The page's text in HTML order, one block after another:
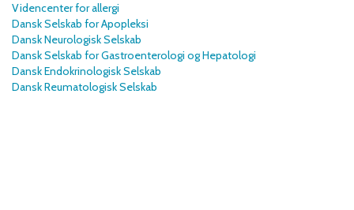
Videncenter for allergi
Dansk Selskab for Apopleksi
Dansk Neurologisk Selskab
Dansk Selskab for Gastroenterologi og Hepatologi
Dansk Endokrinologisk Selskab
Dansk Reumatologisk Selskab